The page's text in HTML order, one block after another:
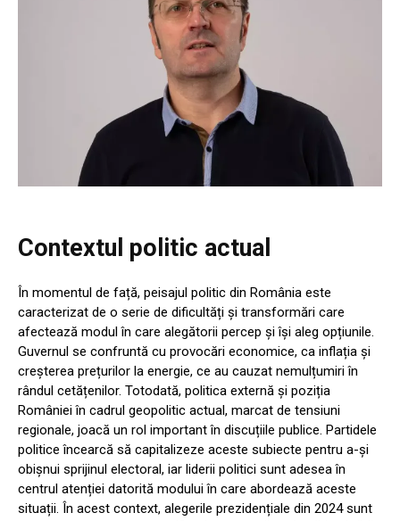
Contextul politic actual
În momentul de față, peisajul politic din România este
caracterizat de o serie de dificultăți și transformări care
afectează modul în care alegătorii percep și își aleg opțiunile.
Guvernul se confruntă cu provocări economice, ca inflația și
creșterea prețurilor la energie, ce au cauzat nemulțumiri în
rândul cetățenilor. Totodată, politica externă și poziția
României în cadrul geopolitic actual, marcat de tensiuni
regionale, joacă un rol important în discuțiile publice. Partidele
politice încearcă să capitalizeze aceste subiecte pentru a-și
obișnui sprijinul electoral, iar liderii politici sunt adesea în
centrul atenției datorită modului în care abordează aceste
situații. În acest context, alegerile prezidențiale din 2024 sunt